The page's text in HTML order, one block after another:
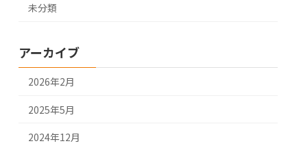
未分類
アーカイブ
2026年2月
2025年5月
2024年12月